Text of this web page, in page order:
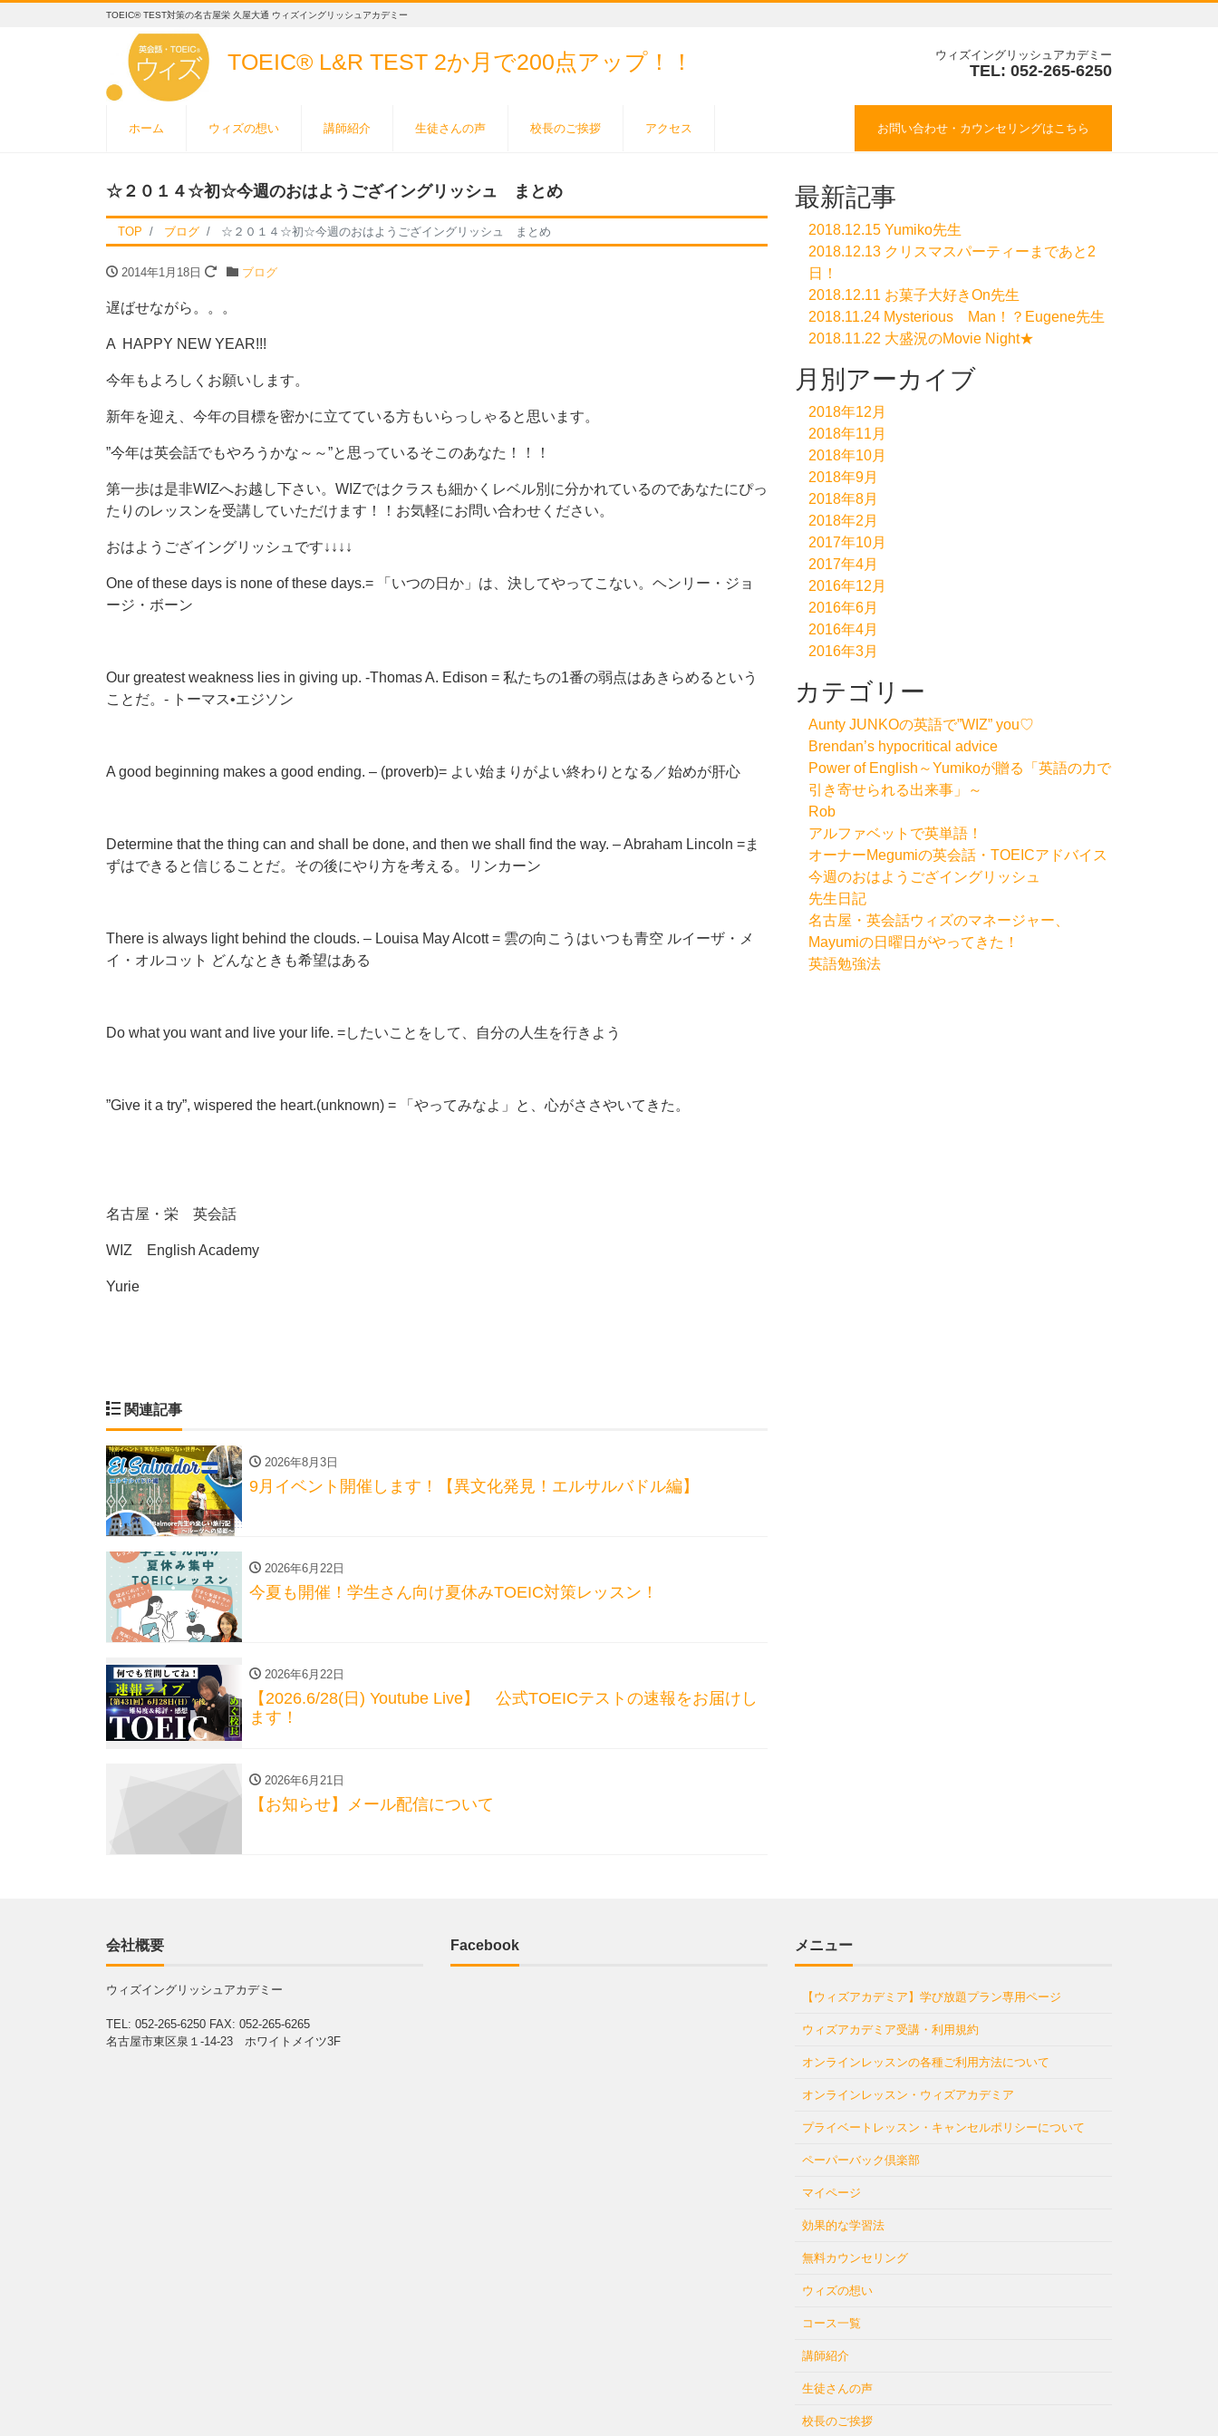
TOEIC® TEST対策の名古屋栄 久屋大通 ウィズイングリッシュアカデミー
TOEIC® L&R TEST 2か月で200点アップ！！ ウィズイングリッシュアカデミー
TEL: 052-265-6250
ホーム ウィズの想い 講師紹介 生徒さんの声 校長のご挨拶 アクセス お問い合わせ・カウンセリングはこちら
☆２０１４☆初☆今週のおはようござイングリッシュ まとめ
TOP ブログ ☆２０１４☆初☆今週のおはようござイングリッシュ まとめ
2014年1月18日 ブログ
遅ばせながら。。。
A HAPPY NEW YEAR!!!
今年もよろしくお願いします。
新年を迎え、今年の目標を密かに立てている方もいらっしゃると思います。
”今年は英会話でもやろうかな～～”と思っているそこのあなた！！！
第一歩は是非WIZへお越し下さい。WIZではクラスも細かくレベル別に分かれているのであなたにぴっ
たりのレッスンを受講していただけます！！お気軽にお問い合わせください。
おはようござイングリッシュです↓↓↓↓
One of these days is none of these days.= 「いつの日か」は、決してやってこない。ヘンリー・ジョ
ージ・ボーン
Our greatest weakness lies in giving up. -Thomas A. Edison = 私たちの1番の弱点はあきらめるという
ことだ。- トーマス•エジソン
A good beginning makes a good ending. – (proverb)= よい始まりがよい終わりとなる／始めが肝心
Determine that the thing can and shall be done, and then we shall find the way. – Abraham Lincoln =ま
ずはできると信じることだ。その後にやり方を考える。リンカーン
There is always light behind the clouds. – Louisa May Alcott = 雲の向こうはいつも青空 ルイーザ・メ
イ・オルコット どんなときも希望はある
Do what you want and live your life. =したいことをして、自分の人生を行きよう
”Give it a try”, wispered the heart.(unknown) = 「やってみなよ」と、心がささやいてきた。
名古屋・栄 英会話
WIZ English Academy
Yurie
関連記事
2026年8月3日
9月イベント開催します！【異文化発見！エルサルバドル編】
2026年6月22日
今夏も開催！学生さん向け夏休みTOEIC対策レッスン！
2026年6月22日
【2026.6/28(日) Youtube Live】 公式TOEICテストの速報をお届けし
ます！
2026年6月21日
【お知らせ】メール配信について
最新記事
2018.12.15 Yumiko先生
2018.12.13 クリスマスパーティーまであと2
日！
2018.12.11 お菓子大好きOn先生
2018.11.24 Mysterious Man！？Eugene先生
2018.11.22 大盛況のMovie Night★
月別アーカイブ
2018年12月
2018年11月
2018年10月
2018年9月
2018年8月
2018年2月
2017年10月
2017年4月
2016年12月
2016年6月
2016年4月
2016年3月
カテゴリー
Aunty JUNKOの英語で”WIZ” you♡
Brendan’s hypocritical advice
Power of English～Yumikoが贈る「英語の力で
引き寄せられる出来事」～
Rob
アルファベットで英単語！
オーナーMegumiの英会話・TOEICアドバイス
今週のおはようござイングリッシュ
先生日記
名古屋・英会話ウィズのマネージャー、
Mayumiの日曜日がやってきた！
英語勉強法
会社概要
ウィズイングリッシュアカデミー
TEL: 052-265-6250 FAX: 052-265-6265
名古屋市東区泉１-14-23 ホワイトメイツ3F
Facebook メニュー
【ウィズアカデミア】学び放題プラン専用ページ
ウィズアカデミア受講・利用規約
オンラインレッスンの各種ご利用方法について
オンラインレッスン・ウィズアカデミア
プライベートレッスン・キャンセルポリシーについて
ペーパーバック倶楽部
マイページ
効果的な学習法
無料カウンセリング
ウィズの想い
コース一覧
講師紹介
生徒さんの声
校長のご挨拶